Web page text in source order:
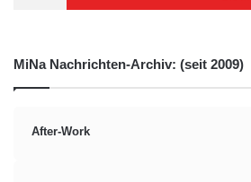
MiNa Nachrichten-Archiv: (seit 2009)
After-Work